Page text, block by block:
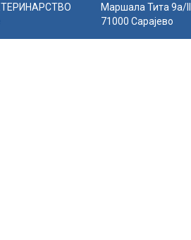
Маршала Тита 9а/II
71000 Сарајево